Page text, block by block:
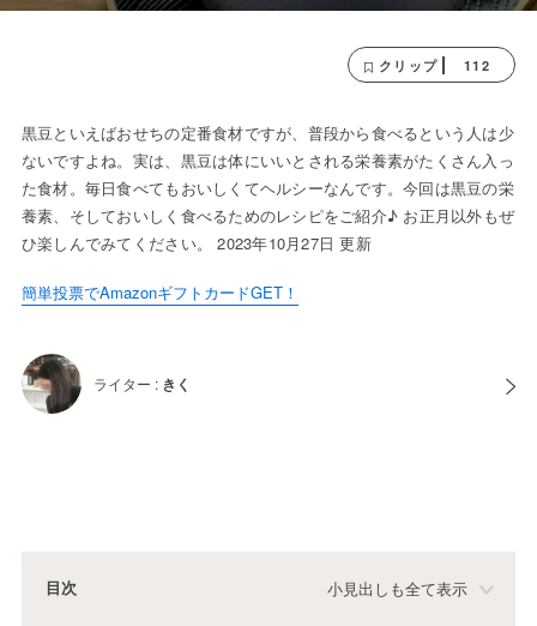
クリップ 112
黒豆といえばおせちの定番食材ですが、普段から食べるという人は少
ないですよね。実は、黒豆は体にいいとされる栄養素がたくさん入っ
た食材。毎日食べてもおいしくてヘルシーなんです。今回は黒豆の栄
養素、そしておいしく食べるためのレシピをご紹介♪ お正月以外もぜ
ひ楽しんでみてください。 2023年10月27日 更新
簡単投票でAmazonギフトカードGET！
ライター : きく
目次 小見出しも全て表示